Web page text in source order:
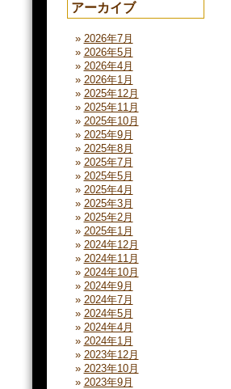
アーカイブ
2026年7月
2026年5月
2026年4月
2026年1月
2025年12月
2025年11月
2025年10月
2025年9月
2025年8月
2025年7月
2025年5月
2025年4月
2025年3月
2025年2月
2025年1月
2024年12月
2024年11月
2024年10月
2024年9月
2024年7月
2024年5月
2024年4月
2024年1月
2023年12月
2023年10月
2023年9月